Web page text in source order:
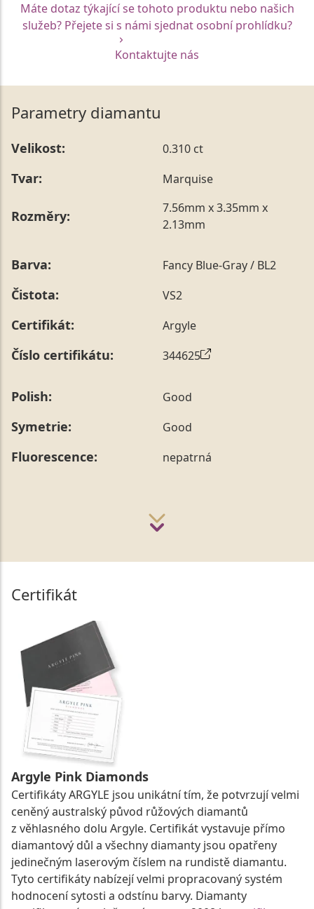
Máte dotaz týkající se tohoto produktu nebo našich
služeb? Přejete si s námi sjednat osobní prohlídku?
Kontaktujte nás
Parametry diamantu
Velikost: 0.310 ct
Tvar: Marquise
Rozměry:
7.56mm x 3.35mm x
2.13mm
Barva: Fancy Blue-Gray / BL2
Čistota: VS2
Certifikát: Argyle
Číslo certifikátu: 344625
Polish: Good
Symetrie: Good
Fluorescence: nepatrná
Certifikát
Argyle Pink Diamonds
Certifikáty ARGYLE jsou unikátní tím, že potvrzují velmi
ceněný australský původ růžových diamantů
z věhlasného dolu Argyle. Certifikát vystavuje přímo
diamantový důl a všechny diamanty jsou opatřeny
jedinečným laserovým číslem na rundistě diamantu.
Tyto certifikáty nabízejí velmi propracovaný systém
hodnocení sytosti a odstínu barvy. Diamanty